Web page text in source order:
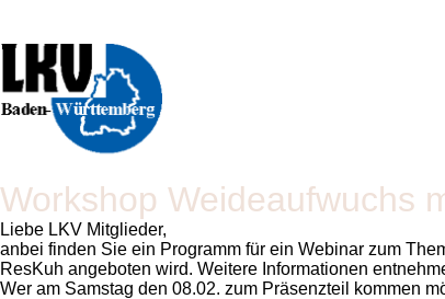
Workshop Weideaufwuchs
Liebe LKV Mitglieder,
anbei finden Sie ein Programm für ein Webinar zum
ResKuh angeboten wird. Weitere Informationen
Wer am Samstag den 08.02. zum Präsenzteil kommen